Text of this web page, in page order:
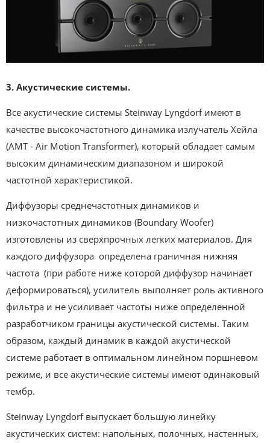
3. Акустические системы.
Все акустические системы Steinway Lyngdorf имеют в
качестве высокочастотного динамика излучатель Хейла
(AMT - Air Motion Transformer), который обладает самым
высоким динамическим диапазоном и широкой
частотной характеристикой.
Диффузоры среднечастотных динамиков и
низкочастотных динамиков (Boundary Woofer)
изготовлены из сверхпрочных легких материалов. Для
каждого диффузора определена граничная нижняя
частота (при работе ниже которой диффузор начинает
деформироваться), усилитель выполняет роль активного
фильтра и не усиливает частоты ниже определенной
разработчиком границы акустической системы. Таким
образом, каждый динамик в каждой акустической
системе работает в оптимальном линейном поршневом
режиме, и все акустические системы имеют одинаковый
тембр.
Steinway Lyngdorf выпускает большую линейку
акустических систем: напольных, полочных, настенных,